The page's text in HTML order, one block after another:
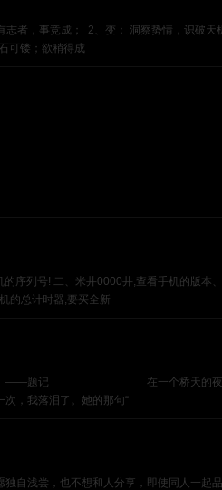
志者，事竞成； 2、变： 洞察势情，识破天
可镂；欲稍得成
序列号! 二、米井0000井,查看手机的版本
的总计时器,要买全新
有凋。——题记 在一个桥天的夜
，我落泪了。她的那句“
独自浅尝，也不想和人分享，即使同人一起